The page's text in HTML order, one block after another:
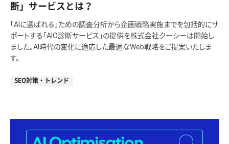
断」サービスとは？
「AIに選ばれる」ための調査分析から企画戦略実施までを包括的にサ
ポートする「AIO診断サービス」の提供を株式会社クーシーは開始し
ました。AI時代の変化に適応した最適なWeb戦略をご提案いたしま
す。
SEO対策・トレンド